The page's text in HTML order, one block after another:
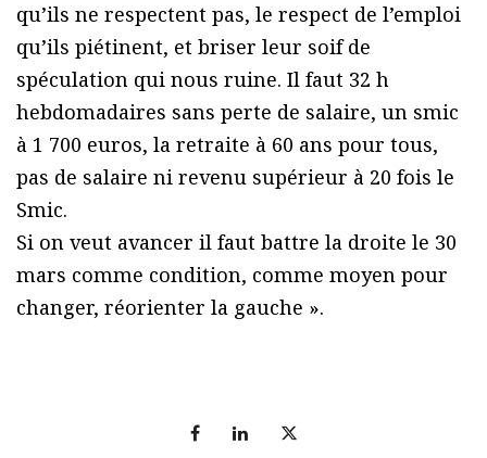
qu’ils ne respectent pas, le respect de l’emploi
qu’ils piétinent, et briser leur soif de
spéculation qui nous ruine. Il faut 32 h
hebdomadaires sans perte de salaire, un smic
à 1 700 euros, la retraite à 60 ans pour tous,
pas de salaire ni revenu supérieur à 20 fois le
Smic.
Si on veut avancer il faut battre la droite le 30
mars comme condition, comme moyen pour
changer, réorienter la gauche ».